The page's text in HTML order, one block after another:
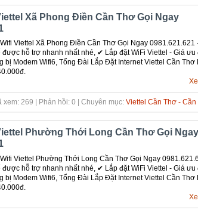
Xã Phong Điền Cần Thơ Gọi Ngay
Viettel Xã Phong Điền Cần Thơ Gọi Ngay 0981.621.621
được hỗ trợ nhanh nhất nhé, ✔ ‎Lắp đặt WiFi Viettel - Giá ưu
bị Modem Wifi6, Tổng Đài Lắp Đặt Internet Viettel Cần Thơ
269 | Phản hồi: 0 | Chuyên mục: Viettel Cần Thơ - Cần
Phường Thới Long Cần Thơ Gọi Ngay
Viettel Phường Thới Long Cần Thơ Gọi Ngay
được hỗ trợ nhanh nhất nhé, ✔ ‎Lắp đặt WiFi Viettel - Giá ưu
bị Modem Wifi6, Tổng Đài Lắp Đặt Internet Viettel Cần Thơ